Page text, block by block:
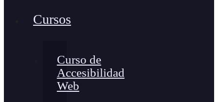
Cursos
Curso de
Accesibilidad
Web